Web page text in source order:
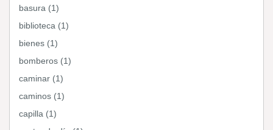
basura (1)
biblioteca (1)
bienes (1)
bomberos (1)
caminar (1)
caminos (1)
capilla (1)